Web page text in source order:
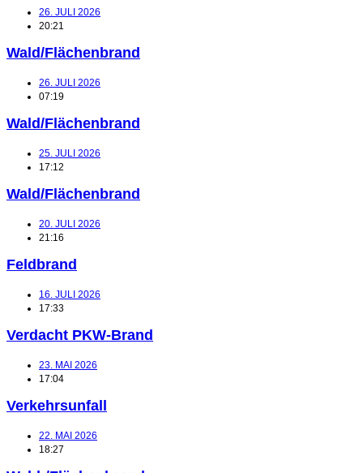
26. JULI 2026
20:21
Wald/Flächenbrand
26. JULI 2026
07:19
Wald/Flächenbrand
25. JULI 2026
17:12
Wald/Flächenbrand
20. JULI 2026
21:16
Feldbrand
16. JULI 2026
17:33
Verdacht PKW-Brand
23. MAI 2026
17:04
Verkehrsunfall
22. MAI 2026
18:27